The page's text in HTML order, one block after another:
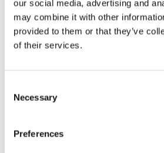
our social media, advertising and
may combine it with other
provided to them or that they’ve
of their services.
Selection
Necessary
Preferences
€ 9,99
VOEG TOE
€